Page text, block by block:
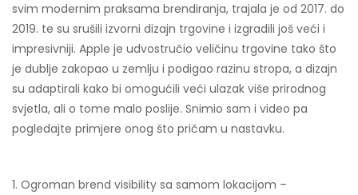
svim modernim praksama brendiranja, trajala je od 2017. do
2019. te su srušili izvorni dizajn trgovine i izgradili još veći i
impresivniji. Apple je udvostručio veličinu trgovine tako što
je dublje zakopao u zemlju i podigao razinu stropa, a dizajn
su adaptirali kako bi omogućili veći ulazak više prirodnog
svjetla, ali o tome malo poslije. Snimio sam i video pa
pogledajte primjere onog što pričam u nastavku.
1. Ogroman brend visibility sa samom lokacijom –